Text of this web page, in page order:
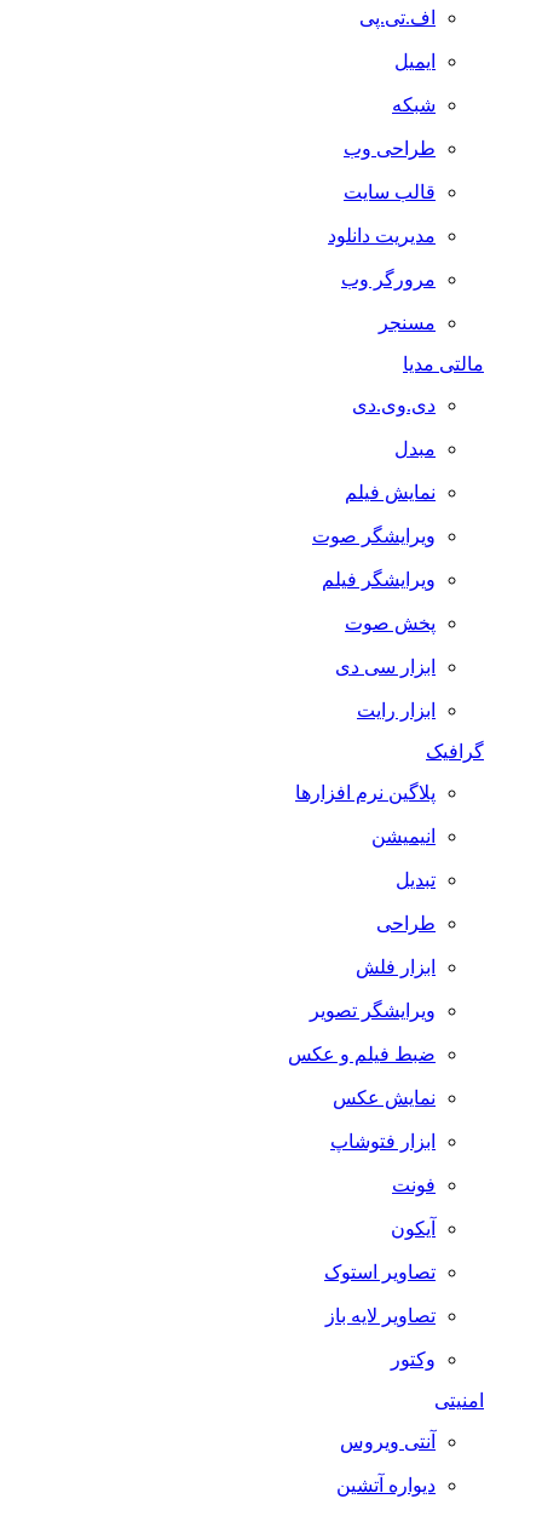
اف.تی.پی
ایمیل
شبکه
طراحی وب
قالب سایت
مدیریت دانلود
مرورگر وب
مسنجر
مالتی مدیا
دی.وی.دی
مبدل
نمایش فیلم
ویرایشگر صوت
ویرایشگر فیلم
پخش صوت
ابزار سی دی
ابزار رایت
گرافیک
پلاگین نرم افزارها
انیمیشن
تبدیل
طراحی
ابزار فلش
ویرایشگر تصویر
ضبط فيلم و عكس
نمایش عکس
ابزار فتوشاپ
فونت
آیکون
تصاویر استوک
تصاویر لایه باز
وکتور
آنتی ویروس
دیواره آتشین